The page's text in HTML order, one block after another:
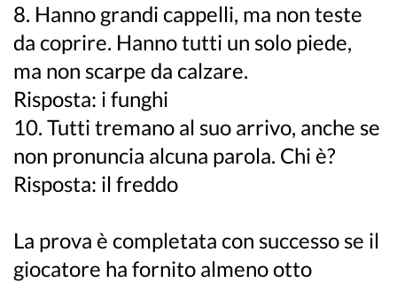
8. Hanno grandi cappelli, ma non teste
da coprire. Hanno tutti un solo piede,
ma non scarpe da calzare.
Risposta: i funghi
10. Tutti tremano al suo arrivo, anche se
non pronuncia alcuna parola. Chi è?
Risposta: il freddo
La prova è completata con successo se il
giocatore ha fornito almeno otto